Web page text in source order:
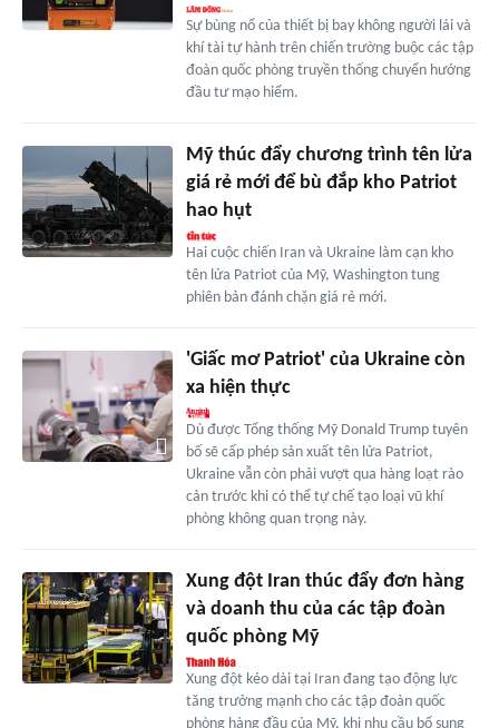
Sự bùng nổ của thiết bị bay không người lái và
khí tài tự hành trên chiến trường buộc các tập
đoàn quốc phòng truyền thống chuyển hướng
đầu tư mạo hiểm.
Mỹ thúc đẩy chương trình tên lửa
giá rẻ mới để bù đắp kho Patriot
hao hụt
Hai cuộc chiến Iran và Ukraine làm cạn kho
tên lửa Patriot của Mỹ, Washington tung
phiên bản đánh chặn giá rẻ mới.
'Giấc mơ Patriot' của Ukraine còn
xa hiện thực
Dù được Tổng thống Mỹ Donald Trump tuyên
bố sẽ cấp phép sản xuất tên lửa Patriot,
Ukraine vẫn còn phải vượt qua hàng loạt rào
cản trước khi có thể tự chế tạo loại vũ khí
phòng không quan trọng này.
Xung đột Iran thúc đẩy đơn hàng
và doanh thu của các tập đoàn
quốc phòng Mỹ
Xung đột kéo dài tại Iran đang tạo động lực
tăng trưởng mạnh cho các tập đoàn quốc
phòng hàng đầu của Mỹ, khi nhu cầu bổ sung